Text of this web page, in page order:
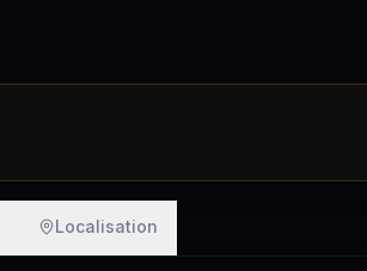
Localisation